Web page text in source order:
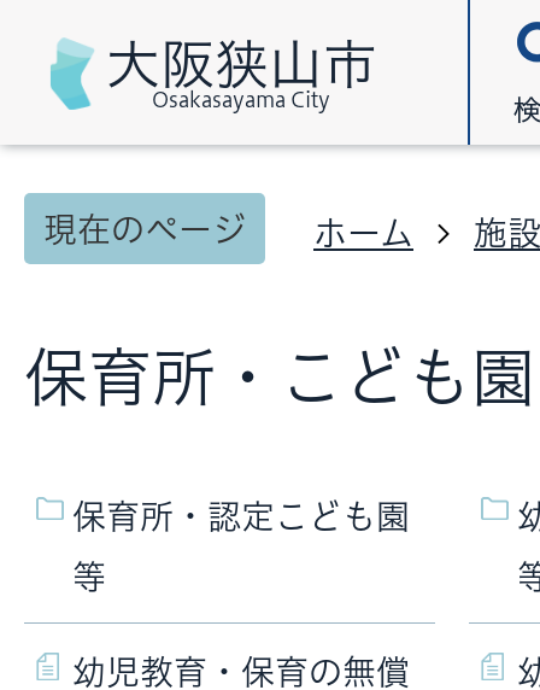
大阪狭山市
Osakasayama City
現在のページ ホーム 施
保育所・こども
保育所・認定こども園
等
幼児教育・保育の無償